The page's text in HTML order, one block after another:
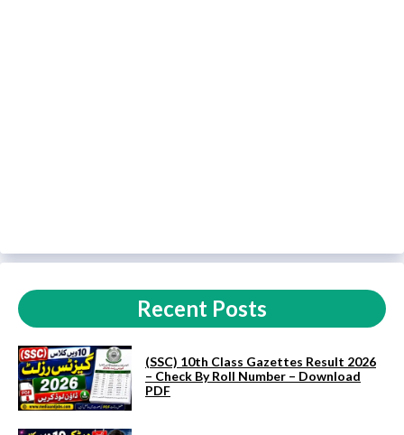
Recent Posts
(SSC) 10th Class Gazettes Result 2026
– Check By Roll Number – Download
PDF